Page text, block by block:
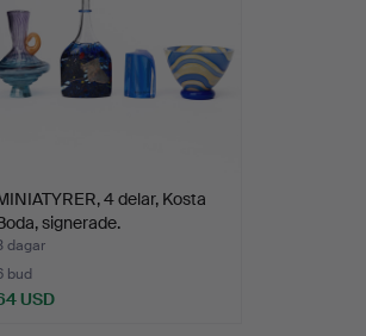
4 delar, Kosta
signerade.
dagar
bud
USD